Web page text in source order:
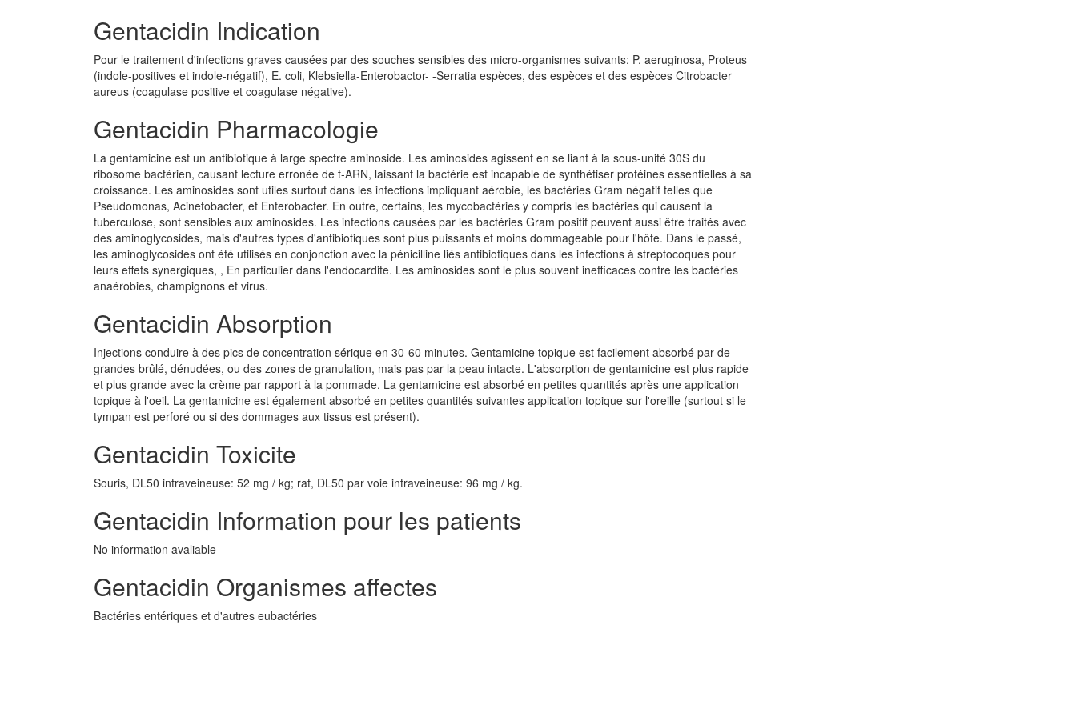
Gentacidin Indication
Pour le traitement d'infections graves causées par des souches sensibles des micro-organismes suivants: P. aeruginosa, Proteus
(indole-positives et indole-négatif), E. coli, Klebsiella-Enterobactor- -Serratia espèces, des espèces et des espèces Citrobacter
aureus (coagulase positive et coagulase négative).
Gentacidin Pharmacologie
La gentamicine est un antibiotique à large spectre aminoside. Les aminosides agissent en se liant à la sous-unité 30S du
ribosome bactérien, causant lecture erronée de t-ARN, laissant la bactérie est incapable de synthétiser protéines essentielles à sa
croissance. Les aminosides sont utiles surtout dans les infections impliquant aérobie, les bactéries Gram négatif telles que
Pseudomonas, Acinetobacter, et Enterobacter. En outre, certains, les mycobactéries y compris les bactéries qui causent la
tuberculose, sont sensibles aux aminosides. Les infections causées par les bactéries Gram positif peuvent aussi être traités avec
des aminoglycosides, mais d'autres types d'antibiotiques sont plus puissants et moins dommageable pour l'hôte. Dans le passé,
les aminoglycosides ont été utilisés en conjonction avec la pénicilline liés antibiotiques dans les infections à streptocoques pour
leurs effets synergiques, , En particulier dans l'endocardite. Les aminosides sont le plus souvent inefficaces contre les bactéries
anaérobies, champignons et virus.
Gentacidin Absorption
Injections conduire à des pics de concentration sérique en 30-60 minutes. Gentamicine topique est facilement absorbé par de
grandes brûlé, dénudées, ou des zones de granulation, mais pas par la peau intacte. L'absorption de gentamicine est plus rapide
et plus grande avec la crème par rapport à la pommade. La gentamicine est absorbé en petites quantités après une application
topique à l'oeil. La gentamicine est également absorbé en petites quantités suivantes application topique sur l'oreille (surtout si le
tympan est perforé ou si des dommages aux tissus est présent).
Gentacidin Toxicite
Souris, DL50 intraveineuse: 52 mg / kg; rat, DL50 par voie intraveineuse: 96 mg / kg.
Gentacidin Information pour les patients
No information avaliable
Gentacidin Organismes affectes
Bactéries entériques et d'autres eubactéries